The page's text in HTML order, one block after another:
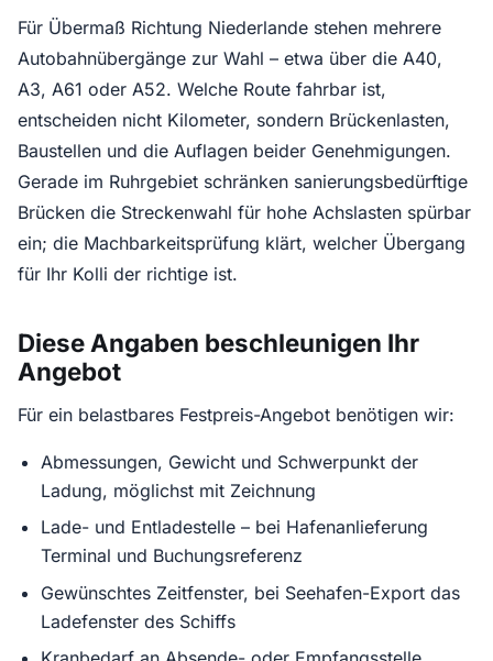
Für Übermaß Richtung Niederlande stehen mehrere
Autobahnübergänge zur Wahl – etwa über die A40,
A3, A61 oder A52. Welche Route fahrbar ist,
entscheiden nicht Kilometer, sondern Brückenlasten,
Baustellen und die Auflagen beider Genehmigungen.
Gerade im Ruhrgebiet schränken sanierungsbedürftige
Brücken die Streckenwahl für hohe Achslasten spürbar
ein; die Machbarkeitsprüfung klärt, welcher Übergang
für Ihr Kolli der richtige ist.
Diese Angaben beschleunigen Ihr
Angebot
Für ein belastbares Festpreis-Angebot benötigen wir:
Abmessungen, Gewicht und Schwerpunkt der
Ladung, möglichst mit Zeichnung
Lade- und Entladestelle – bei Hafenanlieferung
Terminal und Buchungsreferenz
Gewünschtes Zeitfenster, bei Seehafen-Export das
Ladefenster des Schiffs